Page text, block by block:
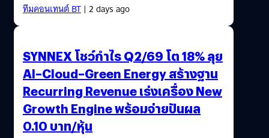
ทีมคอนเทนต์ BT| 2 days ago
SYNNEX โชว์กำไร Q2/69 โต 18% ลุย
AI–Cloud–Green Energy สร้างฐาน
Recurring Revenue เร่งเครื่อง New
Growth Engine พร้อมจ่ายปันผล
0.10 บาท/หุ้น